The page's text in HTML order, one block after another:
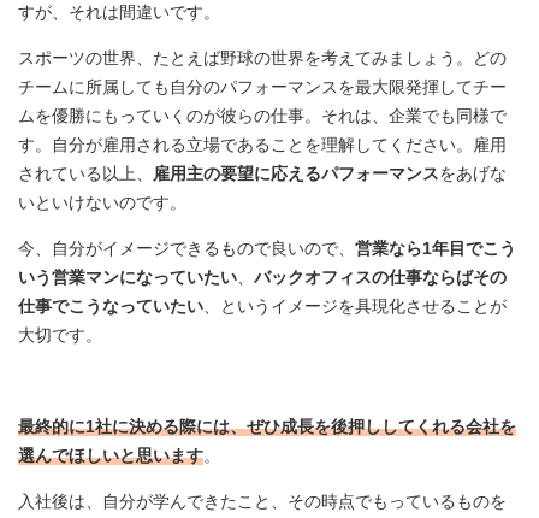
すが、それは間違いです。
スポーツの世界、たとえば野球の世界を考えてみましょう。どの
チームに所属しても自分のパフォーマンスを最大限発揮してチー
ムを優勝にもっていくのが彼らの仕事。それは、企業でも同様で
す。自分が雇用される立場であることを理解してください。雇用
されている以上、
雇用主の要望に応えるパフォーマンスをあげな
いといけないのです。
今、自分がイメージできるもので良いので、 営業なら1年目でこう
いう営業マンになっていたい
バックオフィスの仕事ならばその
仕事でこうなっていたい 、というイメージを具現化させることが
大切です。
最終的に1社に決める際には、ぜひ成長を後押ししてくれる会社を
選んでほしいと思います。
入社後は、自分が学んできたこと、その時点でもっているものを